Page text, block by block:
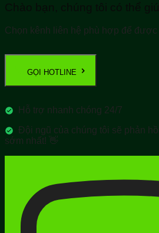
Chào bạn, chúng tôi có thể
Chọn kênh liên hệ phù hợp để
GỌI HOTLINE
Hỗ trợ nhanh chóng 24/7
Đội ngũ của chúng tôi sẽ phản
sớm nhất! 👋